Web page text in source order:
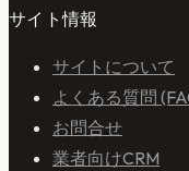
サイト情報
サイトについて
よくある質問
お問合せ
業者向けCRM